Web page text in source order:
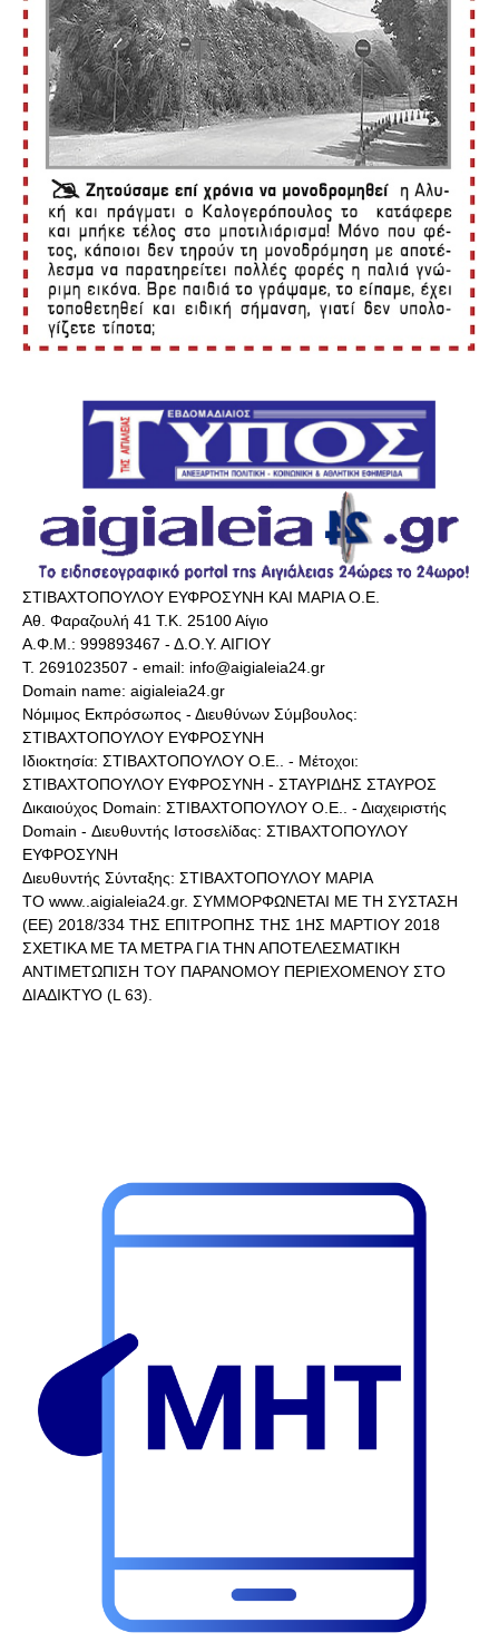
ΣΤΙΒΑΧΤΟΠΟΥΛΟΥ ΕΥΦΡΟΣΥΝΗ ΚΑΙ ΜΑΡΙΑ Ο.Ε.
Αθ. Φαραζουλή 41 Τ.Κ. 25100 Αίγιο
Α.Φ.Μ.: 999893467 - Δ.Ο.Υ. ΑΙΓΙΟΥ
Τ. 2691023507 - email: info@aigialeia24.gr
Domain name: aigialeia24.gr
Νόμιμος Εκπρόσωπος - Διευθύνων Σύμβουλος:
ΣΤΙΒΑΧΤΟΠΟΥΛΟΥ ΕΥΦΡΟΣΥΝΗ
Ιδιοκτησία: ΣΤΙΒΑΧΤΟΠΟΥΛΟΥ Ο.Ε.. - Μέτοχοι:
ΣΤΙΒΑΧΤΟΠΟΥΛΟΥ ΕΥΦΡΟΣΥΝΗ - ΣΤΑΥΡΙΔΗΣ ΣΤΑΥΡΟΣ
Δικαιούχος Domain: ΣΤΙΒΑΧΤΟΠΟΥΛΟΥ Ο.Ε.. - Διαχειριστής
Domain - Διευθυντής Ιστοσελίδας: ΣΤΙΒΑΧΤΟΠΟΥΛΟΥ
ΕΥΦΡΟΣΥΝΗ
Διευθυντής Σύνταξης: ΣΤΙΒΑΧΤΟΠΟΥΛΟΥ ΜΑΡΙΑ
ΤΟ www..aigialeia24.gr. ΣΥΜΜΟΡΦΩΝΕΤΑΙ ΜΕ ΤΗ ΣΥΣΤΑΣΗ
(ΕΕ) 2018/334 ΤΗΣ ΕΠΙΤΡΟΠΗΣ ΤΗΣ 1ΗΣ ΜΑΡΤΙΟΥ 2018
ΣΧΕΤΙΚΑ ΜΕ ΤΑ ΜΕΤΡΑ ΓΙΑ ΤΗΝ ΑΠΟΤΕΛΕΣΜΑΤΙΚΗ
ΑΝΤΙΜΕΤΩΠΙΣΗ ΤΟΥ ΠΑΡΑΝΟΜΟΥ ΠΕΡΙΕΧΟΜΕΝΟΥ ΣΤΟ
ΔΙΑΔΙΚΤΥΟ (L 63).